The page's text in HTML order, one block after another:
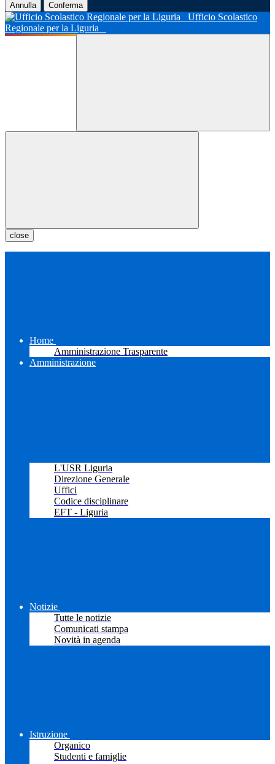
Annulla Conferma
Ufficio Scolastico
Regionale per la Liguria
close
Home
Amministrazione Trasparente
Amministrazione
L'USR Liguria
Direzione Generale
Uffici
Codice disciplinare
EFT - Liguria
Notizie
Tutte le notizie
Comunicati stampa
Novità in agenda
Istruzione
Organico
Studenti e famiglie